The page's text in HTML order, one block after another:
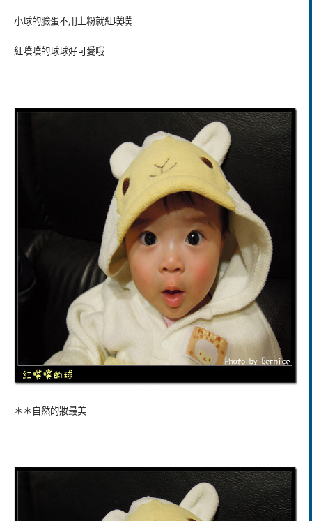
小球的臉蛋不用上粉就紅噗噗
紅噗噗的球球好可愛哦
＊＊自然的妝最美